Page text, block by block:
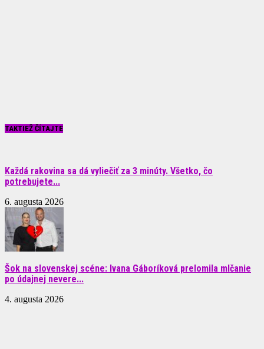
TAKTIEŽ ČÍTAJTE
Každá rakovina sa dá vyliečiť za 3 minúty. Všetko, čo
potrebujete...
6. augusta 2026
Šok na slovenskej scéne: Ivana Gáboríková prelomila mlčanie
po údajnej nevere...
4. augusta 2026